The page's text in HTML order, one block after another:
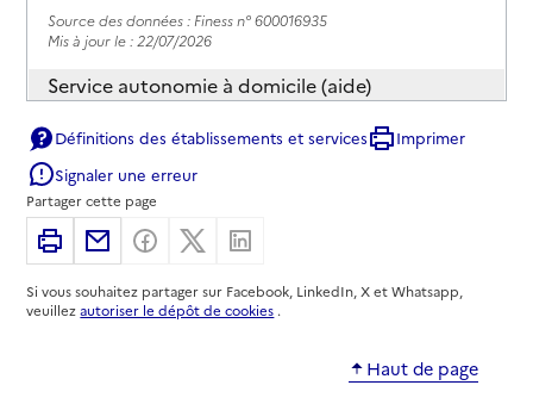
Source des données : Finess n° 600016935
Mis à jour le : 22/07/2026
Service autonomie à domicile (aide)
ADMR
Adresse
23 rue Jean Monnet
60000-Beauvais
03 44 37 33 72
Contact
Rapport HAS
Source des données : Finess n° 600018568
Service autonomie à domicile (aide)
Définitions des établissements et services
Imprimer
Signaler une erreur
Partager cette page
ImprimerPartager par email
Partager sur Facebook
Partager sur X
Si vous souhaitez partager sur Facebook, LinkedIn, X et Whatsapp,
veuillezautoriser le dépôt de cookies .
Haut de page